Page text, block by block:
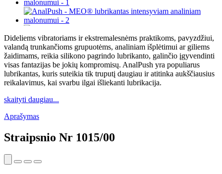
Dideliems vibratoriams ir ekstremalesnėms praktikoms, pavyzdžiui,
valandą trunkančioms grupuotėms, analiniam išplėtimui ar giliems
žaidimams, reikia silikono pagrindo lubrikanto, galinčio įgyvendinti
visas fantazijas be jokių kompromisų. AnalPush yra populiarus
lubrikantas, kuris suteikia tik truputį daugiau ir atitinka aukščiausius
reikalavimus, kai svarbu ilgai išliekanti lubrikacija.
skaityti daugiau...
Aprašymas
Straipsnio Nr 1015/00